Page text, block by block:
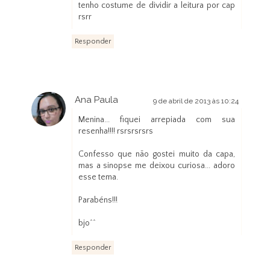
tenho costume de dividir a leitura por cap
rsrr
Responder
Ana Paula 9 de abril de 2013 às 10:24
Menina... fiquei arrepiada com sua
resenha!!!! rsrsrsrsrs
Confesso que não gostei muito da capa,
mas a sinopse me deixou curiosa... adoro
esse tema.
Parabéns!!!
bjo^^
Responder